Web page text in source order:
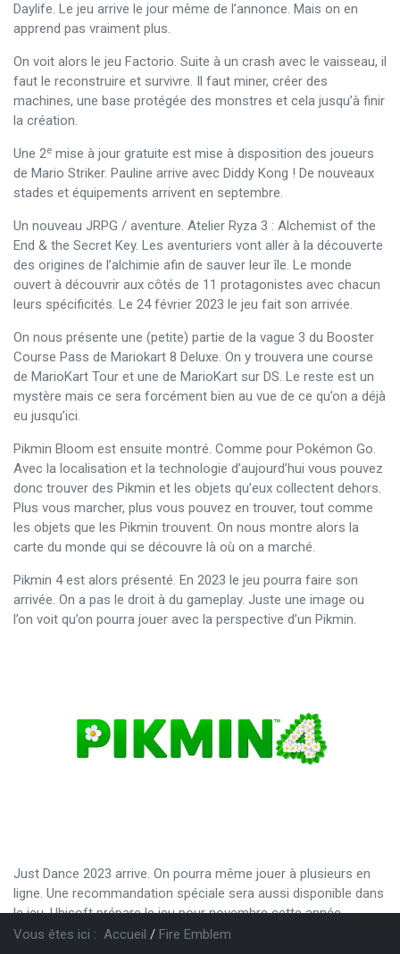
Daylife. Le jeu arrive le jour même de l’annonce. Mais on en
apprend pas vraiment plus.
On voit alors le jeu Factorio. Suite à un crash avec le vaisseau, il
faut le reconstruire et survivre. Il faut miner, créer des
machines, une base protégée des monstres et cela jusqu’à finir
la création.
Une 2e mise à jour gratuite est mise à disposition des joueurs
de Mario Striker. Pauline arrive avec Diddy Kong ! De nouveaux
stades et équipements arrivent en septembre.
Un nouveau JRPG / aventure. Atelier Ryza 3 : Alchemist of the
End & the Secret Key. Les aventuriers vont aller à la découverte
des origines de l’alchimie afin de sauver leur île. Le monde
ouvert à découvrir aux côtés de 11 protagonistes avec chacun
leurs spécificités. Le 24 février 2023 le jeu fait son arrivée.
On nous présente une (petite) partie de la vague 3 du Booster
Course Pass de Mariokart 8 Deluxe. On y trouvera une course
de MarioKart Tour et une de MarioKart sur DS. Le reste est un
mystère mais ce sera forcément bien au vue de ce qu’on a déjà
eu jusqu’ici.
Pikmin Bloom est ensuite montré. Comme pour Pokémon Go.
Avec la localisation et la technologie d’aujourd’hui vous pouvez
donc trouver des Pikmin et les objets qu’eux collectent dehors.
Plus vous marcher, plus vous pouvez en trouver, tout comme
les objets que les Pikmin trouvent. On nous montre alors la
carte du monde qui se découvre là où on a marché.
Pikmin 4 est alors présenté. En 2023 le jeu pourra faire son
arrivée. On a pas le droit à du gameplay. Juste une image ou
l’on voit qu’on pourra jouer avec la perspective d’un Pikmin.
Just Dance 2023 arrive. On pourra même jouer à plusieurs en
ligne. Une recommandation spéciale sera aussi disponible dans
le jeu. Ubisoft prépare le jeu pour novembre cette année.
Vous êtes ici : Accueil Fire Emblem